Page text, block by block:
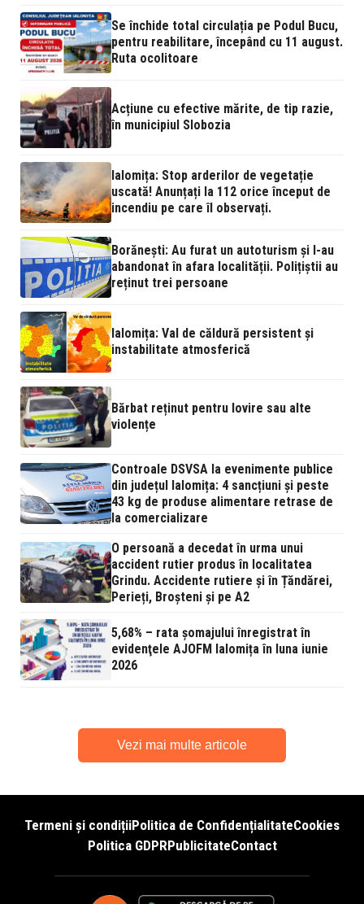
Se închide total circulația pe Podul Bucu,
pentru reabilitare, începând cu 11 august.
Ruta ocolitoare
Acțiune cu efective mărite, de tip razie,
în municipiul Slobozia
Ialomița: Stop arderilor de vegetație
uscată! Anunțați la 112 orice început de
incendiu pe care îl observați.
Borănești: Au furat un autoturism și l-au
abandonat în afara localității. Polițiștii au
reținut trei persoane
Ialomița: Val de căldură persistent și
instabilitate atmosferică
Bărbat reținut pentru lovire sau alte
violențe
Controale DSVSA la evenimente publice
din județul Ialomița: 4 sancțiuni și peste
43 kg de produse alimentare retrase de
la comercializare
O persoană a decedat în urma unui
accident rutier produs în localitatea
Grindu. Accidente rutiere și în Țăndărei,
Perieți, Broșteni și pe A2
5,68% – rata şomajului înregistrat în
evidenţele AJOFM Ialomița în luna iunie
2026
Vezi mai multe articole
Termeni și condițiiPolitica de ConfidențialitateCookies
Politica GDPRPublicitateContact